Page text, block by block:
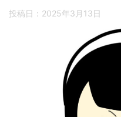
投稿日： 2025年3月13日